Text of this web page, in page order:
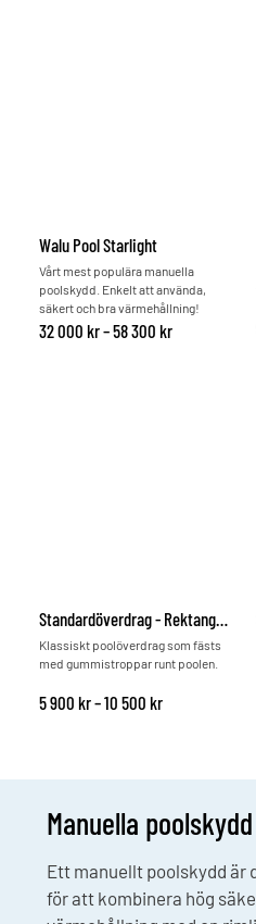
Manuella poolskydd
Ett manuellt poolskydd är
för att kombinera hög
Walu Pool Starlight
Vårt mest populära manuella
poolskydd. Enkelt att använda,
säkert och bra värmehållning!
32 000 kr–58 300 krPrisintervall:
Standardöverdrag - Rektangulära pooler
Klassiskt poolöverdrag som fästs
med gummistroppar runt poolen.
5 900 kr–10 500 krPrisintervall: 5